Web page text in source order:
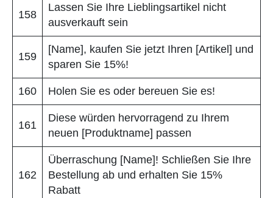
158
Lassen Sie Ihre Lieblingsartikel nicht
ausverkauft sein
159
[Name], kaufen Sie jetzt Ihren [Artikel] und
sparen Sie 15%!
160 Holen Sie es oder bereuen Sie es!
161
Diese würden hervorragend zu Ihrem
neuen [Produktname] passen
162
Überraschung [Name]! Schließen Sie Ihre
Bestellung ab und erhalten Sie 15%
Rabatt